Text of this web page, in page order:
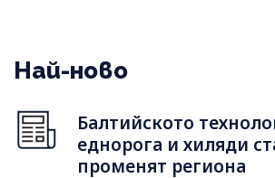
Най-ново
Балтийското
еднорога и хиляди
променят региона